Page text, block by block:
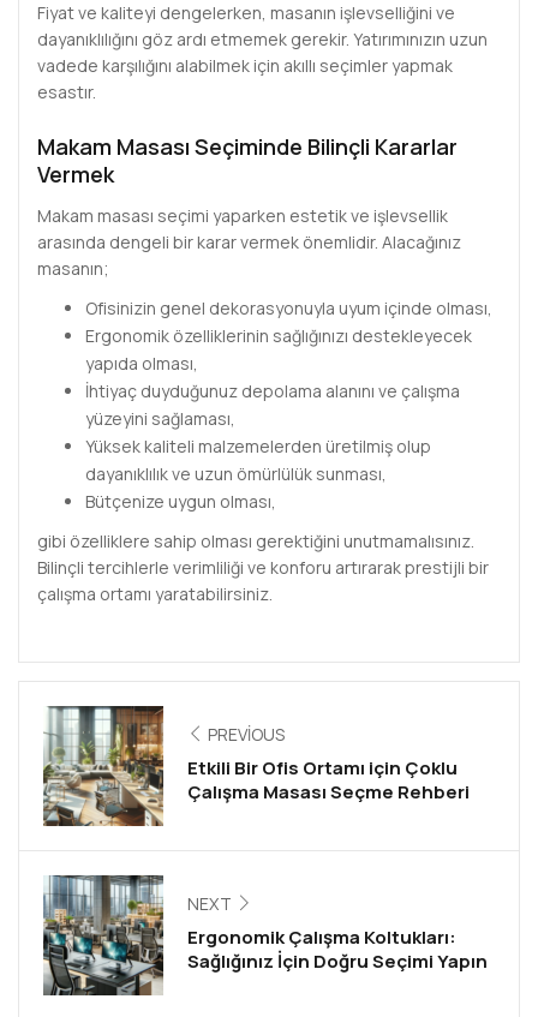
Fiyat ve kaliteyi dengelerken, masanın işlevselliğini ve
dayanıklılığını göz ardı etmemek gerekir. Yatırımınızın uzun
vadede karşılığını alabilmek için akıllı seçimler yapmak
esastır.
Makam Masası Seçiminde Bilinçli Kararlar
Vermek
Makam masası seçimi yaparken estetik ve işlevsellik
arasında dengeli bir karar vermek önemlidir. Alacağınız
masanın;
Ofisinizin genel dekorasyonuyla uyum içinde olması,
Ergonomik özelliklerinin sağlığınızı destekleyecek
yapıda olması,
İhtiyaç duyduğunuz depolama alanını ve çalışma
yüzeyini sağlaması,
Yüksek kaliteli malzemelerden üretilmiş olup
dayanıklılık ve uzun ömürlülük sunması,
Bütçenize uygun olması,
gibi özelliklere sahip olması gerektiğini unutmamalısınız.
Bilinçli tercihlerle verimliliği ve konforu artırarak prestijli bir
çalışma ortamı yaratabilirsiniz.
PREVIOUS
Etkili Bir Ofis Ortamı için Çoklu
Çalışma Masası Seçme Rehberi
NEXT
Ergonomik Çalışma Koltukları:
Sağlığınız İçin Doğru Seçimi Yapın